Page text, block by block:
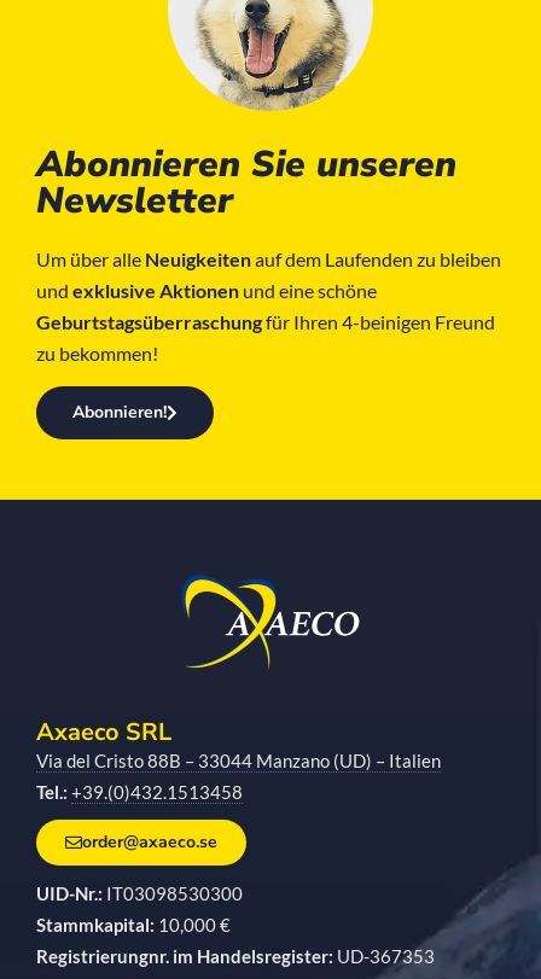
Abonnieren Sie unseren
Newsletter
Um über alle Neuigkeitenauf dem Laufenden zu bleiben
und exklusive Aktionen und eine schöne
Geburtstagsüberraschungfür Ihren 4-beinigen Freund
zu bekommen!
Abonnieren!
Axaeco SRL
Via del Cristo 88B – 33044 Manzano (UD) – Italien
Tel.: +39.(0)432.1513458
order@axaeco.se
UID-Nr.: IT03098530300
Stammkapital: 10,000 €
Registrierungnr. im Handelsregister: UD-367353